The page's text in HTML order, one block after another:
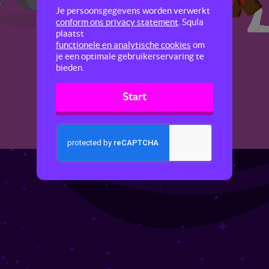
Volgende
Je persoonsgegevens worden verwerkt
conform ons privacy statement . Squla
plaatst
functionele en analytische cookies om
je een optimale gebruikerservaring te
bieden.
Start